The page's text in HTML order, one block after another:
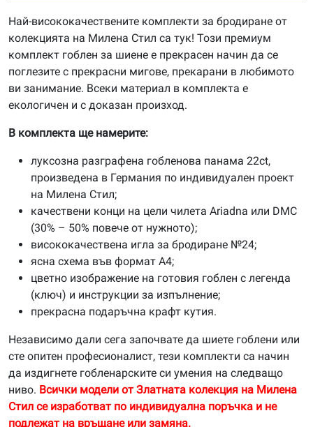
Най-висококачествените комплекти за бродиране от
колекцията на Милена Стил са тук! Този премиум
комплект гоблен за шиене е прекрасен начин да се
поглезите с прекрасни мигове, прекарани в любимото
ви занимание. Всеки материал в комплекта е
екологичен и с доказан произход.
В комплекта ще намерите:
луксозна разграфена гобленова панама 22ct,
произведена в Германия по индивидуален проект
на Милена Стил;
качествени конци на цели чилета Ariadna или DMC
(30% – 50% повече от нужното);
висококачествена игла за бродиране №24;
ясна схема във формат А4;
цветно изображение на готовия гоблен с легенда
(ключ) и инструкции за изпълнение;
прекрасна подаръчна крафт кутия.
Независимо дали сега започвате да шиете гоблени или
сте опитен професионалист, тези комплекти са начин
да издигнете гобленарските си умения на следващо
ниво. Всички модели от Златната колекция на Милена
Стил се изработват по индивидуална поръчка и не
подлежат на връщане или замяна.